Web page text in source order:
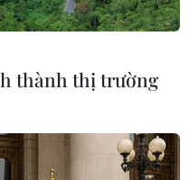
thành thị trường